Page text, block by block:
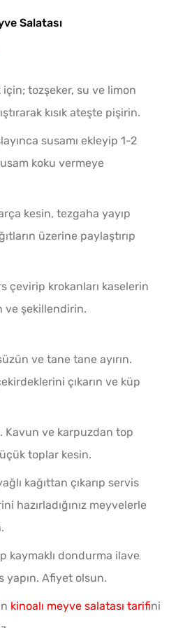
Salatası
için; tozşeker, su ve limon
kısık ateşte pişirin.
susamı ekleyip 1-2
koku vermeye
kesin, tezgaha yayıp
üzerine paylaştırıp
çevirip krokanları kaselerin
ve şekillendirin.
ve tane tane ayırın.
çıkarın ve küp
Kavun ve karpuzdan top
toplar kesin.
kağıttan çıkarıp servis
hazırladığınız meyvelerle
kaymaklı dondurma ilave
yapın. Afiyet olsun.
kinoalı meyve salatası tarifini